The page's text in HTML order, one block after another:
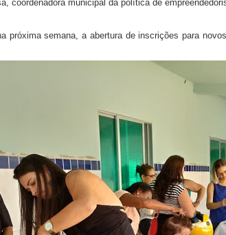
coordenadora municipal da política de
próxima semana, a abertura de inscrições para